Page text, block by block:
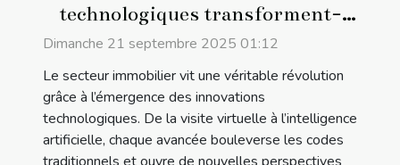
technologiques transforment-
elles l'immobilier ?
Dimanche 21 septembre 2025 01:12
Le secteur immobilier vit une véritable révolution
grâce à l’émergence des innovations
technologiques. De la visite virtuelle à l’intelligence
artificielle, chaque avancée bouleverse les codes
traditionnels et ouvre de nouvelles perspectives